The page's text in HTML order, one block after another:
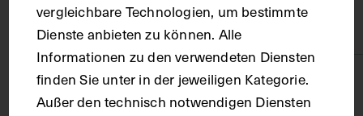
Karton
Technik
vergleichbare Technologien, um bestimmte
Dienste anbieten zu können. Alle
Informationen zu den verwendeten Diensten
finden Sie unter in der jeweiligen Kategorie.
Außer den technisch notwendigen Diensten